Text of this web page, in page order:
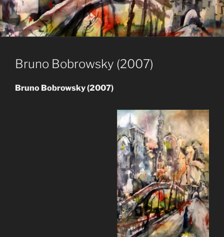
Bruno Bobrowsky (2007)
Bruno Bobrowsky (2007)